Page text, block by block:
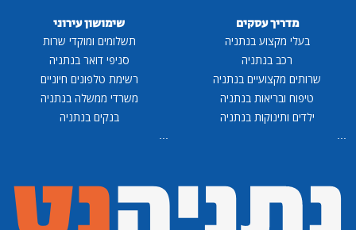
מדריך עסקים
בעלי מקצוע בנתניה
רכב בנתניה
שרותים מקצועיים בנתניה
טיפוח ובריאות בנתניה
ילדים ותינוקות בנתניה
שימושון עירוני
תשלומים ומוקדי שרות
סניפי דואר בנתניה
רשימת טלפונים חיוניים
משרדי ממשלה בנתניה
בנקים בנתניה